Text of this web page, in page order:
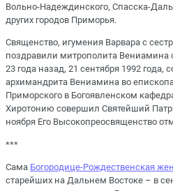
Вольно-Надеждинского, Спасска-
других городов Приморья.
Священство, игумения Варвара с
поздравили митрополита Вениамина
23 года назад, 21 сентября 1992 года,
архимандрита Вениамина во
Приморского в Богоявленском
Хиротонию совершил Святейший
ноября Его Высокопреосвященство
***
Сама Богородице-Рождественская
старейших на Дальнем Востоке – в